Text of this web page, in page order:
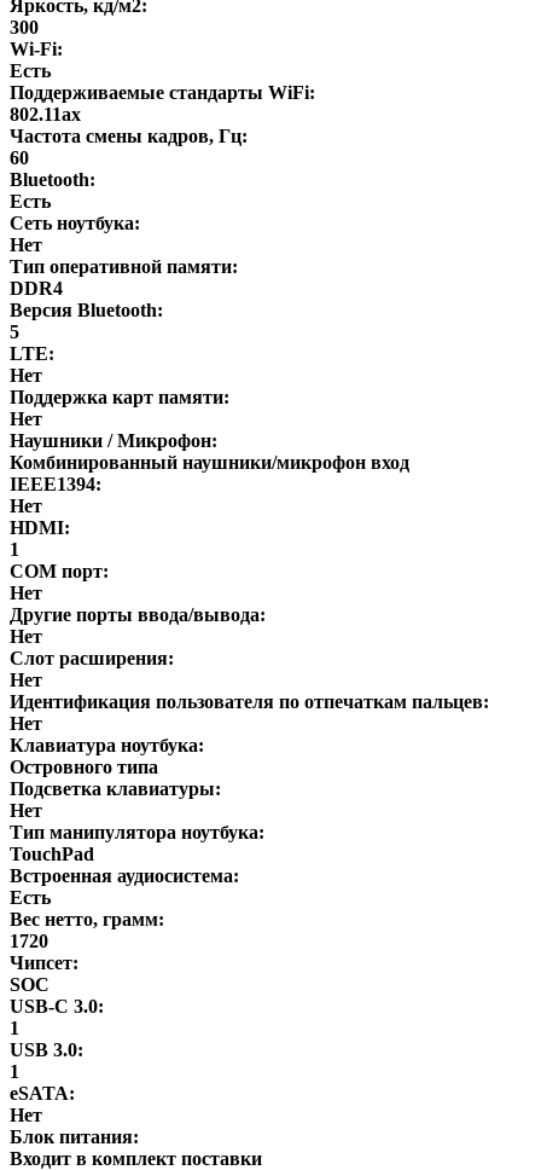
Яркость, кд/м2:
300
Wi-Fi:
Есть
Поддерживаемые стандарты WiFi:
802.11ax
Частота смены кадров, Гц:
60
Bluetooth:
Есть
Сеть ноутбука:
Нет
Тип оперативной памяти:
DDR4
Версия Bluetooth:
5
LTE:
Нет
Поддержка карт памяти:
Нет
Наушники / Микрофон:
Комбинированный наушники/микрофон вход
IEEE1394:
Нет
HDMI:
1
COM порт:
Нет
Другие порты ввода/вывода:
Нет
Слот расширения:
Нет
Идентификация пользователя по отпечаткам пальцев:
Нет
Клавиатура ноутбука:
Островного типа
Подсветка клавиатуры:
Нет
Тип манипулятора ноутбука:
TouchPad
Встроенная аудиосистема:
Есть
Вес нетто, грамм:
1720
Чипсет:
SOC
USB-C 3.0:
1
USB 3.0:
1
eSATA:
Нет
Блок питания:
Входит в комплект поставки